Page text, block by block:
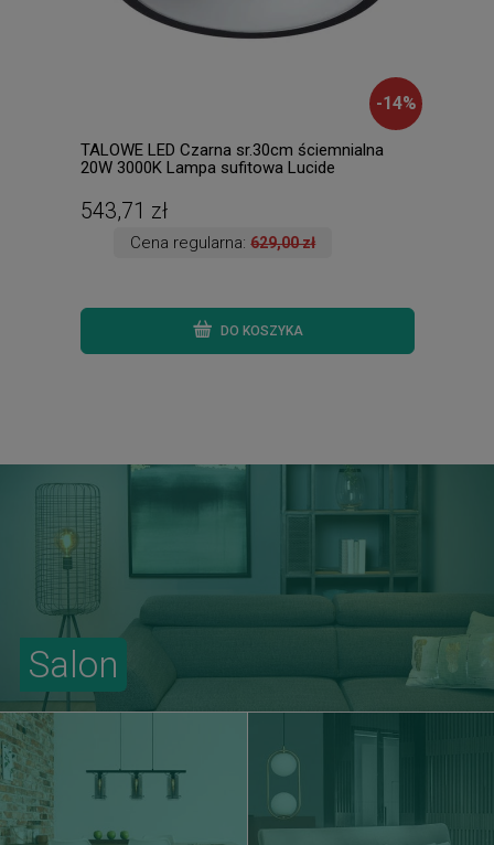
-14%
TALOWE LED Czarna sr.30cm ściemnialna
20W 3000K Lampa sufitowa Lucide
543,71 zł
Cena regularna:629,00 zł
DO KOSZYKA
Salon